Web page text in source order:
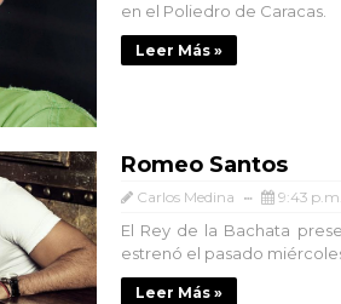
en el Poliedro de Caracas.
Leer Más »
Romeo Santos
Carlos Medina 9:43 p.m.
El Rey de la Bachata
estrenó el pasado
Leer Más »